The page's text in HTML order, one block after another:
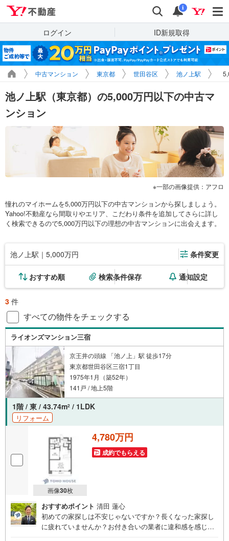
検索 通知
i
ログイン ID新規取得
中古マンション 東京都 世田谷区 池ノ上駅
池ノ上駅（東京都）の5,000万円以下の中古マ
ンション
一部の画像提供：アフロ
憧れのマイホームを5,000万円以下の中古マンションから探しましょう。
Yahoo!不動産なら間取りやエリア、こだわり条件を追加してさらに詳し
く検索できるので5,000万円以下の理想の中古マンションに出会えます。
池ノ上駅｜5,000万円 条件変更
おすすめ順 検索条件保存 通知設定
3 件
すべての物件をチェックする
ライオンズマンション三宿
京王井の頭線 「池ノ上」駅 徒歩17分
東京都世田谷区三宿1丁目
1975年1月（築52年）
141戸 / 地上5階
1階 / 東 / 43.74m2 / 1LDK
リフォーム
画像30枚
4,780万円
成約でもらえる
おすすめポイント 清田 蓮心
初めての家探しは不安じゃないですか？長くなった家探し
に疲れていませんか？お付き合いの業者に違和感を感じて